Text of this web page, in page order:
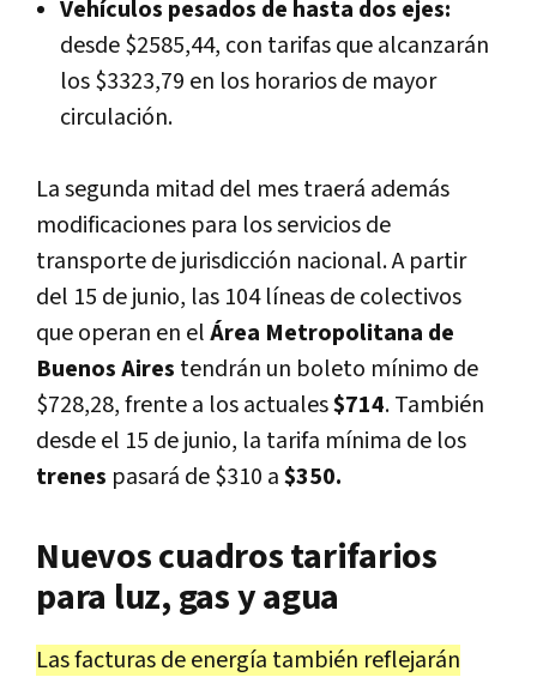
Vehículos pesados de hasta dos ejes:
desde $2585,44, con tarifas que alcanzarán
los $3323,79 en los horarios de mayor
circulación.
La segunda mitad del mes traerá además
modificaciones para los servicios de
transporte de jurisdicción nacional. A partir
del 15 de junio, las 104 líneas de colectivos
que operan en elÁrea Metropolitana de
Buenos Aires tendrán un boleto mínimo de
$728,28, frente a los actuales$714. También
desde el 15 de junio, la tarifa mínima de los
trenes pasará de $310 a$350.
Nuevos cuadros tarifarios
para luz, gas y agua
Las facturas de energía también reflejarán